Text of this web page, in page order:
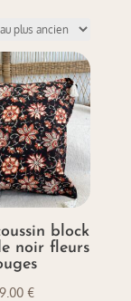
block
noir fleurs
€